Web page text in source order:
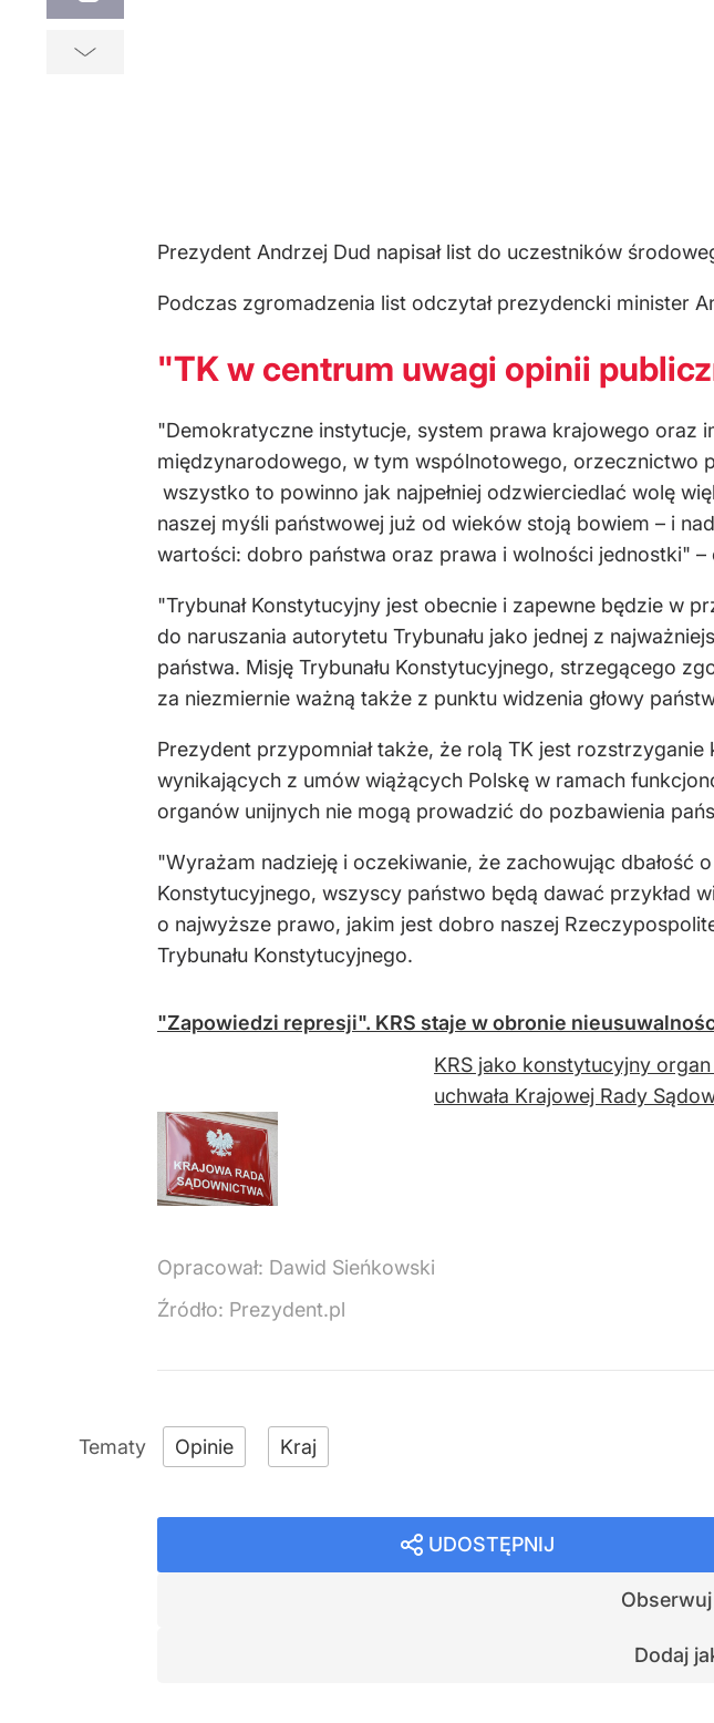
Prezydent Andrzej Dud napisał list do uczestników
Podczas zgromadzenia list odczytał prezydencki minister
"TK w centrum uwagi opinii
"Demokratyczne instytucje, system prawa krajowego oraz
międzynarodowego, w tym wspólnotowego, orzecznictwo
wszystko to powinno jak najpełniej odzwierciedlać wolę
naszej myśli państwowej już od wieków stoją bowiem – i
wartości: dobro państwa oraz prawa i wolności jednostki" –
"Trybunał Konstytucyjny jest obecnie i zapewne będzie w
do naruszania autorytetu Trybunału jako jednej z
państwa. Misję Trybunału Konstytucyjnego, strzegącego
za niezmiernie ważną także z punktu widzenia głowy
Prezydent przypomniał także, że rolą TK jest
wynikających z umów wiążących Polskę w ramach
organów unijnych nie mogą prowadzić do pozbawienia
"Wyrażam nadzieję i oczekiwanie, że zachowując
Konstytucyjnego, wszyscy państwo będą dawać przykład
o najwyższe prawo, jakim jest dobro naszej
Trybunału Konstytucyjnego.
"Zapowiedzi represji". KRS staje w obronie
KRS jako konstytucyjny
uchwała Krajowej Rady
Opracował: Dawid Sieńkowski
Źródło: Prezydent.pl
Opinie Kraj
UDOSTĘPNIJ
Dodaj